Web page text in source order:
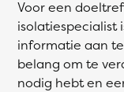
Voor een
isolatiespecialist
informatie aan
belang om te
nodig hebt en